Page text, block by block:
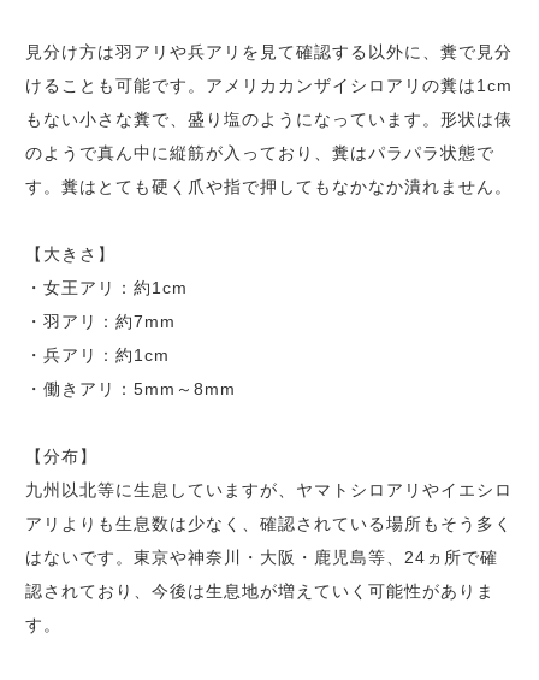
見分け方は羽アリや兵アリを見て確認する以外に、糞で見分
けることも可能です。アメリカカンザイシロアリの糞は1cm
もない小さな糞で、盛り塩のようになっています。形状は俵
のようで真ん中に縦筋が入っており、糞はパラパラ状態で
す。糞はとても硬く爪や指で押してもなかなか潰れません。
【大きさ】
・女王アリ：約1cm
・羽アリ：約7mm
・兵アリ：約1cm
・働きアリ：5mm～8mm
【分布】
九州以北等に生息していますが、ヤマトシロアリやイエシロ
アリよりも生息数は少なく、確認されている場所もそう多く
はないです。東京や神奈川・大阪・鹿児島等、24ヵ所で確
認されており、今後は生息地が増えていく可能性がありま
す。